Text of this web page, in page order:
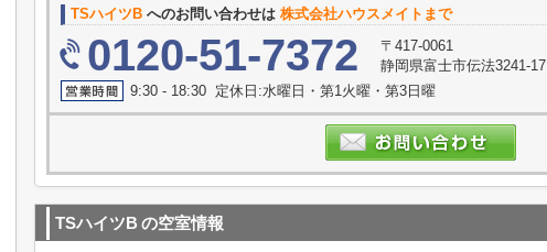
TSハイツB へのお問い合わせは 株式会社ハウスメイトまで
0120-51-7372
〒417-0061
静岡県富士市伝法3241-17
9:30 - 18:30 定休日:水曜日・第1火曜・第3日曜
TSハイツB の空室情報